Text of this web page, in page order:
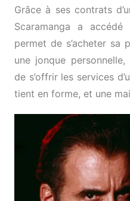
Grâce à ses contrats
Scaramanga a
permet de s’acheter sa
une jonque
de s’offrir les services
tient en forme, et une